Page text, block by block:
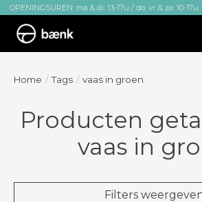
OPENINGSUREN: ma & di: 13-17u / do, vr & za: 10-17u
Home / Tags / vaas in groen
Producten
vaas in
Filters